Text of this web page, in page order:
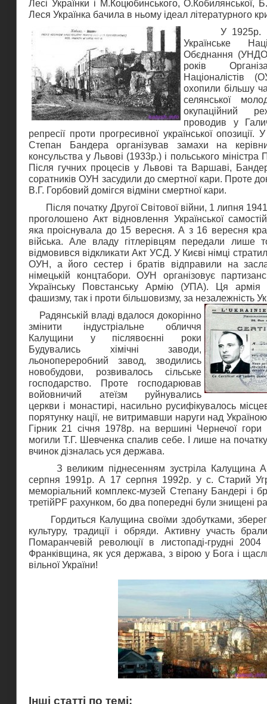
Лесі Українки і М.Коцюбинського, О.Кобилянської,
Леся Українка бачила в ньому ідеал літературного
У 1925р. на
Українське
Обєднання
років
Націоналістів
охопили більшу
селянської
окупаційний
проводив у
репресії проти прогресивної української опозиції.
Степан Бандера організував замахи на
консульства у Львові (1933р.) і польського міністра
Після гучних процесів у Львові та Варшаві,
соратників ОУН засудили до смертної кари. Проте
В.Г. Горбовий домігся відміни смертної кари.
Після початку Другої Світової війни, 1 липня
проголошено Акт відновлення Української
яка проіснувала до 15 вересня. А з 16 вересня
війська. Але владу гітлерівцям передали лише
відмовився відкликати Акт УСД. У Києві німці
ОУН, а його сестер і братів відправили на
німецькій концтабори. ОУН організовує
Українську Повстанську Армію (УПА). Ця
фашизму, так і проти більшовизму, за незалежність
Радянській владі вдалося докорінно
змінити індустріальне обличчя
Калущини у післявоєнні роки
Будувались хімічні заводи,
льонопереробний завод, зводились
новобудови, розвивалось сільське
господарство. Проте господарював
войовничий атеїзм руйнувались
церкви і монастирі, насильно русифікувалось
порятунку нації, не витримавши наруги над
Гірник 21 січня 1978р. на вершині Чернечої гори
могили Т.Г. Шевченка спалив себе. І лише на
вчинок дізналась уся держава.
З великим піднесенням зустріла Калущина
серпня 1991р. А 17 серпня 1992р. у с. Старий
меморіальний комплекс-музей Степану Бандері і
третійPF рахунком, бо два попередні були знищені
Гордиться Калущина своїми здобутками,
культуру, традиції і обряди. Активну участь
Помаранчевій революції в листопаді-грудні
Франківщина, як уся держава, з вірою у Бога і
вільної України!
Інші статті по темі: